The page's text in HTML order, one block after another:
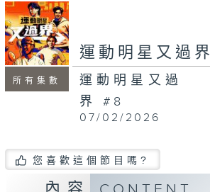
minutes,
3
seconds
所有集數
運動明星又過界
運動明星又過
界 #8
07/02/2026
您喜歡這個節目嗎?